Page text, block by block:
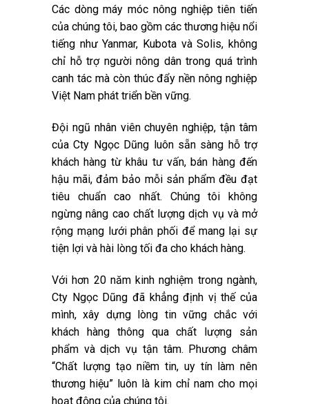
Các dòng máy móc nông nghiệp tiên tiến
của chúng tôi, bao gồm các thương hiệu nổi
tiếng như Yanmar, Kubota và Solis, không
chỉ hỗ trợ người nông dân trong quá trình
canh tác mà còn thúc đẩy nền nông nghiệp
Việt Nam phát triển bền vững.
Đội ngũ nhân viên chuyên nghiệp, tận tâm
của Cty Ngọc Dũng luôn sẵn sàng hỗ trợ
khách hàng từ khâu tư vấn, bán hàng đến
hậu mãi, đảm bảo mỗi sản phẩm đều đạt
tiêu chuẩn cao nhất. Chúng tôi không
ngừng nâng cao chất lượng dịch vụ và mở
rộng mạng lưới phân phối để mang lại sự
tiện lợi và hài lòng tối đa cho khách hàng.
Với hơn 20 năm kinh nghiệm trong ngành,
Cty Ngọc Dũng đã khẳng định vị thế của
mình, xây dựng lòng tin vững chắc với
khách hàng thông qua chất lượng sản
phẩm và dịch vụ tận tâm. Phương châm
“Chất lượng tạo niềm tin, uy tín làm nên
thương hiệu” luôn là kim chỉ nam cho mọi
hoạt động của chúng tôi.